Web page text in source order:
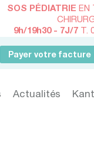
SOS PÉDIATRIE EN
9h/19h30 - 7J/7T.
Payer votre facture
Actualités